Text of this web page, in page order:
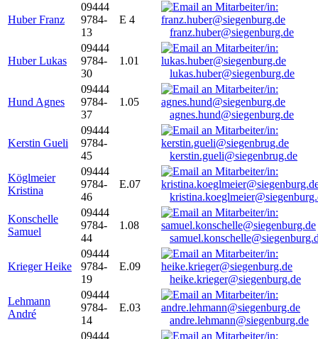
Huber Franz
09444
9784-
13
E 4
franz.huber@siegenburg.de
Huber Lukas
09444
9784-
30
1.01
lukas.huber@siegenburg.de
Hund Agnes
09444
9784-
37
1.05
agnes.hund@siegenburg.de
Kerstin Gueli
09444
9784-
45
kerstin.gueli@siegenbrug.de
Köglmeier
Kristina
09444
9784-
46
E.07
Konschelle
Samuel
09444
9784-
44
1.08
Krieger Heike
09444
9784-
19
E.09
heike.krieger@siegenburg.de
Lehmann
André
09444
9784-
14
E.03
andre.lehmann@siegenburg.de
09444